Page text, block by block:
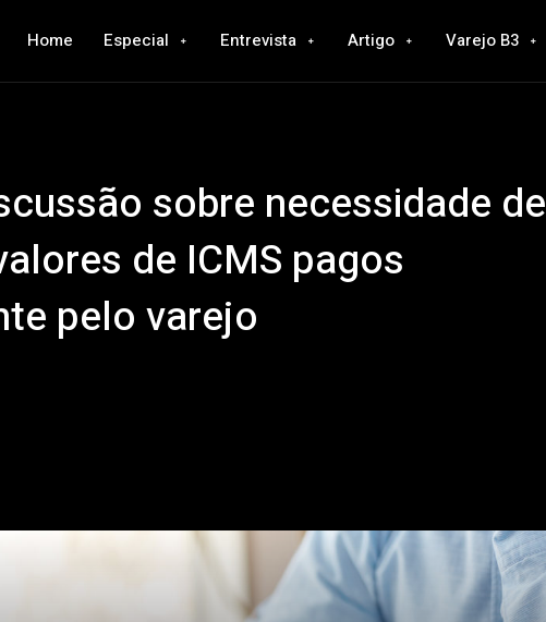
Home Especial Entrevista Artigo Varejo B3
sobre necessidade de
de ICMS pagos
pelo varejo